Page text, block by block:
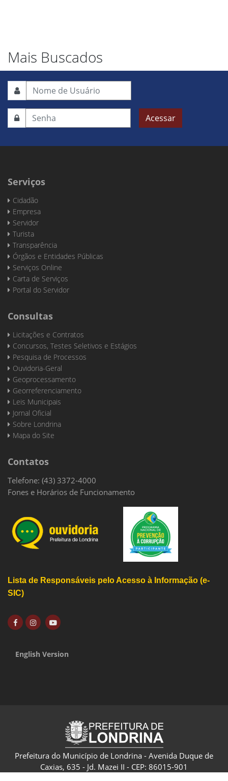
Mais Buscados
Acessar
Serviços
Cidadão
Empresa
Servidor
Turista
Transparência
Órgãos e Entidades Públicas
Serviços Online
Carta de Serviços
Portal do Servidor
Consultas
Licitações e Contratos
Concursos, Testes Seletivos e Estágios
Pesquisa de Processos
Ouvidoria-Geral
Geoprocessamento
Georreferenciamento
Leis Municipais
Jornal Oficial
Sobre Londrina
Mapa do Site
Contatos
Telefone: (43) 3372-4000
Fones e Horários de Funcionamento
Lista de Responsáveis pelo Acesso à Informação (e-
SIC)
English Version
Prefeitura do Município de Londrina - Avenida Duque de
Caxias, 635 - Jd. Mazei II - CEP: 86015-901